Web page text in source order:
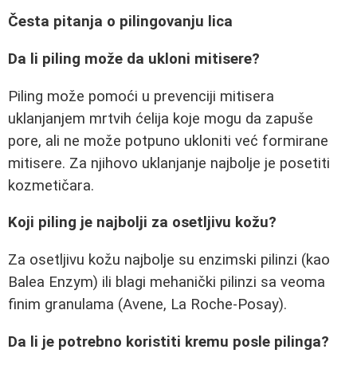
Česta pitanja o pilingovanju lica
Da li piling može da ukloni mitisere?
Piling može pomoći u prevenciji mitisera
uklanjanjem mrtvih ćelija koje mogu da zapuše
pore, ali ne može potpuno ukloniti već formirane
mitisere. Za njihovo uklanjanje najbolje je posetiti
kozmetičara.
Koji piling je najbolji za osetljivu kožu?
Za osetljivu kožu najbolje su enzimski pilinzi (kao
Balea Enzym) ili blagi mehanički pilinzi sa veoma
finim granulama (Avene, La Roche-Posay).
Da li je potrebno koristiti kremu posle pilinga?